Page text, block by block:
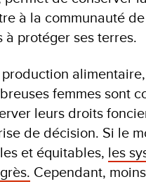
à la communauté
protéger ses terres.
femmes sont
leurs droits
de décision. Si le
et équitables, les
Cependant,